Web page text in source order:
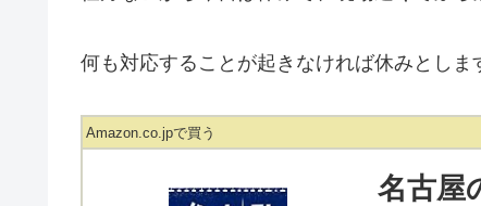
何も対応することが起きなければ休みとしま
Amazon.co.jpで買う
名古屋